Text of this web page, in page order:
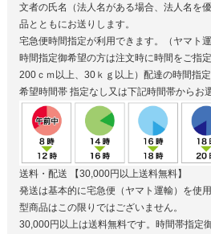
文者の氏名（法人名がある場合、法人名を
品とともにお送りします。
宅急便時間指定が利用できます。（ヤマト運
時間指定御希望の方は注文時に時間をご指
200ｃｍ以上、30ｋｇ以上）配達の時間指定
希望時間帯指定なし又は下記時間帯からお
送料・配送 【30,000円以上送料無料】
発送は基本的に宅急便（ヤマト運輸）を使
型商品はこの限りではございません。
30,000円以上は送料無料です。時間帯指定